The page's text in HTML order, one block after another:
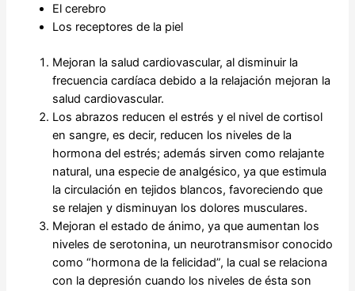
El cerebro
Los receptores de la piel
Mejoran la salud cardiovascular, al disminuir la
frecuencia cardíaca debido a la relajación mejoran la
salud cardiovascular.
Los abrazos reducen el estrés y el nivel de cortisol
en sangre, es decir, reducen los niveles de la
hormona del estrés; además sirven como relajante
natural, una especie de analgésico, ya que estimula
la circulación en tejidos blancos, favoreciendo que
se relajen y disminuyan los dolores musculares.
Mejoran el estado de ánimo, ya que aumentan los
niveles de serotonina, un neurotransmisor conocido
como “hormona de la felicidad”, la cual se relaciona
con la depresión cuando los niveles de ésta son